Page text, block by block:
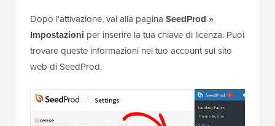
Dopo l'attivazione, vai alla pagina SeedProd »
Impostazioni per inserire la tua chiave di licenza. Puoi
trovare queste informazioni nel tuo account sul sito
web di SeedProd.